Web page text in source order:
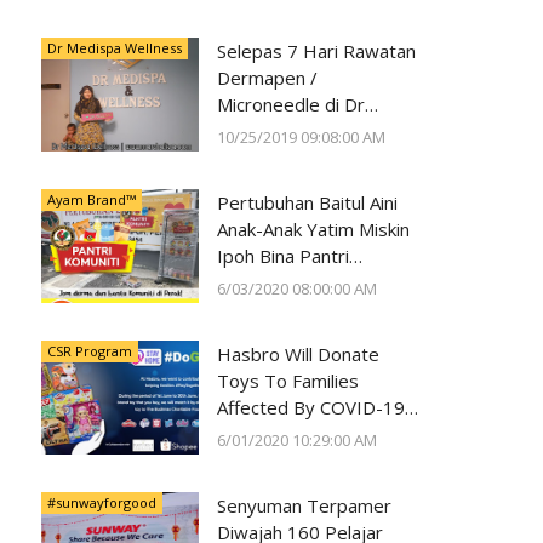
Dr Medispa Wellness
Selepas 7 Hari Rawatan
Dermapen /
Microneedle di Dr
Medispa Wellness
10/25/2019 09:08:00 AM
Ayam Brand™
Pertubuhan Baitul Aini
Anak-Anak Yatim Miskin
Ipoh Bina Pantri
Makanan
6/03/2020 08:00:00 AM
CSR Program
Hasbro Will Donate
Toys To Families
Affected By COVID-19
With Every Toy
6/01/2020 10:29:00 AM
#sunwayforgood
Senyuman Terpamer
Diwajah 160 Pelajar